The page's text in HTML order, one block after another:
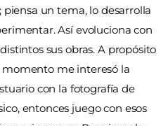
un tema, lo desarrolla
Así evoluciona con
sus obras. A propósito
momento me interesó la
con la fotografía de
entonces juego con esos